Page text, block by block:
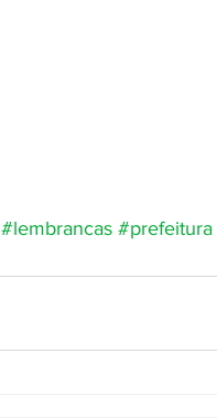
#lembrancas #prefeitura